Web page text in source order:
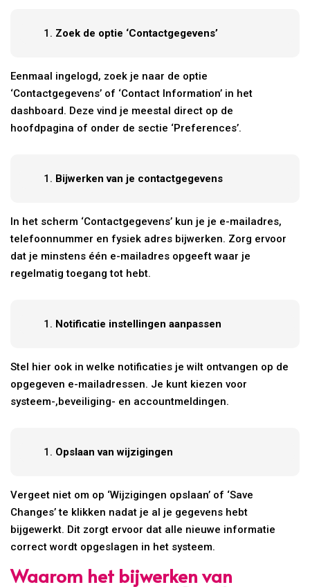
Zoek de optie ‘Contactgegevens’
Eenmaal ingelogd, zoek je naar de optie
‘Contactgegevens’ of ‘Contact Information’ in het
dashboard. Deze vind je meestal direct op de
hoofdpagina of onder de sectie ‘Preferences’.
Bijwerken van je contactgegevens
In het scherm ‘Contactgegevens’ kun je je e-mailadres,
telefoonnummer en fysiek adres bijwerken. Zorg ervoor
dat je minstens één e-mailadres opgeeft waar je
regelmatig toegang tot hebt.
Notificatie instellingen aanpassen
Stel hier ook in welke notificaties je wilt ontvangen op de
opgegeven e-mailadressen. Je kunt kiezen voor
systeem-,beveiliging- en accountmeldingen.
Opslaan van wijzigingen
Vergeet niet om op ‘Wijzigingen opslaan’ of ‘Save
Changes’ te klikken nadat je al je gegevens hebt
bijgewerkt. Dit zorgt ervoor dat alle nieuwe informatie
correct wordt opgeslagen in het systeem.
Waarom het bijwerken van